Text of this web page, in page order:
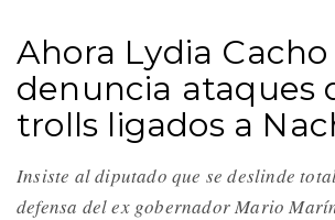
Ahora Lydia Cacho
denuncia ataques
trolls ligados a
Insiste al diputado que se deslinde
defensa del ex gobernador Mario